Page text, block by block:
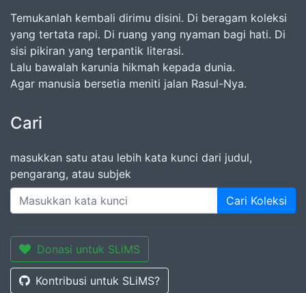
Temukanlah kembali dirimu disini. Di beragam koleksi
yang tertata rapi. Di ruang yang nyaman bagi hati. Di
sisi pikiran yang terpantik literasi.
Lalu bawalah karunia hikmah kepada dunia.
Agar manusia bersetia meniti jalan Rasul-Nya.
Cari
masukkan satu atau lebih kata kunci dari judul,
pengarang, atau subjek
Cari Koleksi
Donasi untuk SLiMS
Kontribusi untuk SLiMS?